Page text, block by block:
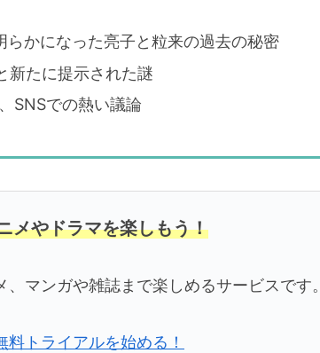
らかになった亮子と粒来の過去の秘密
新たに提示された謎
SNSでの熱い議論
メやドラマを楽しもう！
マンガや雑誌まで楽しめるサービスです。
料トライアルを始める！